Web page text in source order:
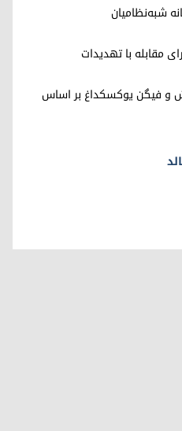
شبه‌نظامیان
مقابله با تهدیدات
و فیگن یوکسکداغ بر اساس